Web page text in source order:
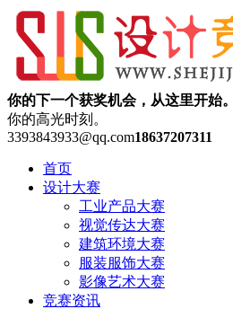
你的下一个获奖机会，从这里开始。
你的高光时刻。
3393843933@qq.com18637207311
首页
设计大赛
工业产品大赛
视觉传达大赛
建筑环境大赛
服装服饰大赛
影像艺术大赛
竞赛资讯